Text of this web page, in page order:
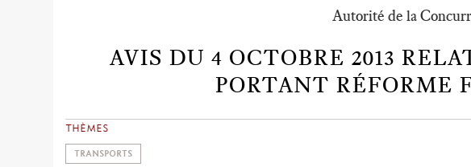
Autorité de la
AVIS DU 4 OCTOBRE 2013
PORTANT RÉFORME
THÈMES
TRANSPORTS